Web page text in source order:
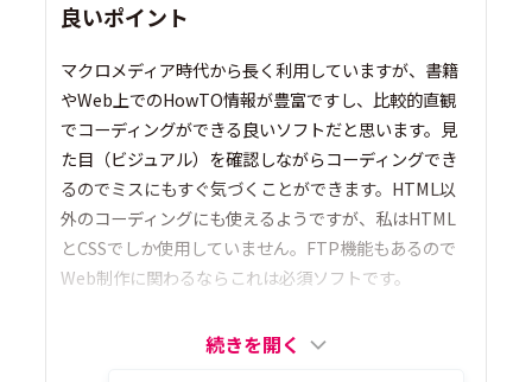
良いポイント
マクロメディア時代から長く利用していますが、書籍
やWeb上でのHowTO情報が豊富ですし、比較的直観
でコーディングができる良いソフトだと思います。見
た目（ビジュアル）を確認しながらコーディングでき
るのでミスにもすぐ気づくことができます。HTML以
外のコーディングにも使えるようですが、私はHTML
とCSSでしか使用していません。FTP機能もあるので
Web制作に関わるならこれは必須ソフトです。
続きを開く